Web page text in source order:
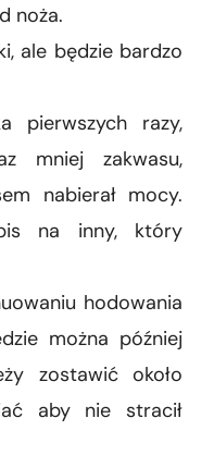
noża.
ale będzie bardzo
pierwszych razy,
mniej zakwasu,
nabierał mocy.
na inny, który
hodowania
można później
zostawić około
aby nie stracił